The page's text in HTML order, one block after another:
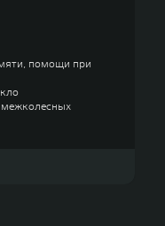
помощи при
межколесных